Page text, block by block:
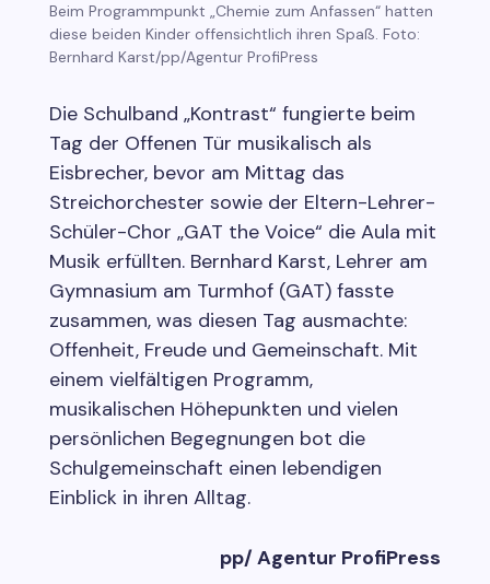
Beim Programmpunkt „Chemie zum Anfassen“ hatten
diese beiden Kinder offensichtlich ihren Spaß. Foto:
Bernhard Karst/pp/Agentur ProfiPress
Die Schulband „Kontrast“ fungierte beim
Tag der Offenen Tür musikalisch als
Eisbrecher, bevor am Mittag das
Streichorchester sowie der Eltern-Lehrer-
Schüler-Chor „GAT the Voice“ die Aula mit
Musik erfüllten. Bernhard Karst, Lehrer am
Gymnasium am Turmhof (GAT) fasste
zusammen, was diesen Tag ausmachte:
Offenheit, Freude und Gemeinschaft. Mit
einem vielfältigen Programm,
musikalischen Höhepunkten und vielen
persönlichen Begegnungen bot die
Schulgemeinschaft einen lebendigen
Einblick in ihren Alltag.
pp/ Agentur ProfiPress